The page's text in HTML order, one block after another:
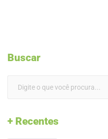
Buscar
+ Recentes